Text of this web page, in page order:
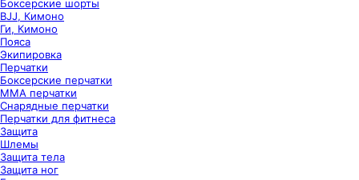
Боксерские шорты
BJJ, Кимоно
Ги, Кимоно
Пояса
Экипировка
Перчатки
Боксерские перчатки
ММА перчатки
Снарядные перчатки
Перчатки для фитнеса
Защита
Шлемы
Защита тела
Защита ног